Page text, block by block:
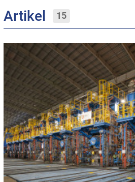
Artikel 15